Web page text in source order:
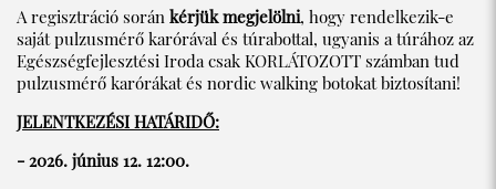
A regisztráció során kérjük megjelölni, hogy rendelkezik-e
saját pulzusmérő karórával és túrabottal, ugyanis a túrához az
Egészségfejlesztési Iroda csak KORLÁTOZOTT számban tud
pulzusmérő karórákat és nordic walking botokat biztosítani!
JELENTKEZÉSI HATÁRIDŐ:
- 2026. június 12. 12:00.